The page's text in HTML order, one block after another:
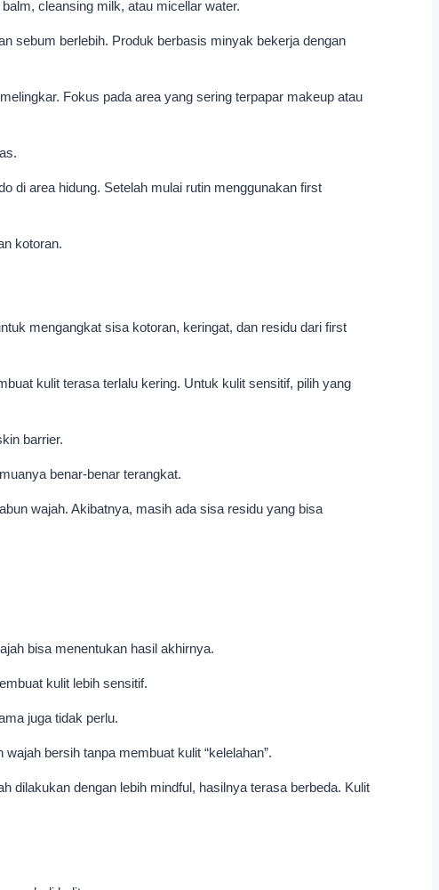
cleansing milk, atau micellar water.
sebum berlebih. Produk berbasis minyak bekerja dengan
Fokus pada area yang sering terpapar makeup atau
di area hidung. Setelah mulai rutin menggunakan first
kotoran.
mengangkat sisa kotoran, keringat, dan residu dari first
kulit terasa terlalu kering. Untuk kulit sensitif, pilih yang
barrier.
benar-benar terangkat.
wajah. Akibatnya, masih ada sisa residu yang bisa
bisa menentukan hasil akhirnya.
kulit lebih sensitif.
juga tidak perlu.
bersih tanpa membuat kulit “kelelahan”.
dilakukan dengan lebih mindful, hasilnya terasa berbeda. Kulit